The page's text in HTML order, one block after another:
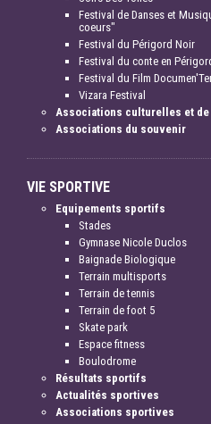
Festival de Danses et
coeurs"
Festival du Périgord Noir
Festival du conte en
Festival du Film
Vizara Festival
Associations culturelles et
Associations du souvenir
VIE SPORTIVE
Equipements sportifs
Stades
Gymnase Nicole Duclos
Baignade Biologique
Terrain multisports
Terrain de tennis
Terrain de foot 5
Skate park
Espace fitness
Boulodrome
Résultats sportifs
Actualités sportives
Associations sportives